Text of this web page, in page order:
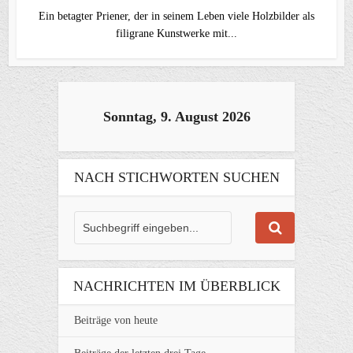
Ein betagter Priener, der in seinem Leben viele Holzbilder als
filigrane Kunstwerke mit...
Sonntag, 9. August 2026
NACH STICHWORTEN SUCHEN
NACHRICHTEN IM ÜBERBLICK
Beiträge von heute